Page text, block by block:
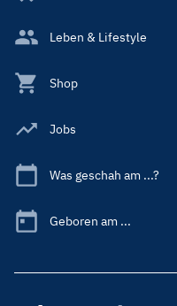
Leben & Lifestyle
Shop
Jobs
Was geschah am ...?
Geboren am ...